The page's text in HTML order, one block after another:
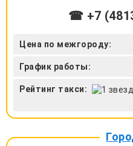
☎ +7
Цена по межгороду:
График работы:
Рейтинг такси: